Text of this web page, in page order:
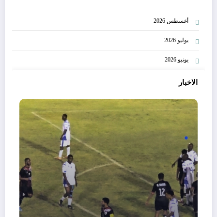
أغسطس 2026
يوليو 2026
يونيو 2026
الاخبار